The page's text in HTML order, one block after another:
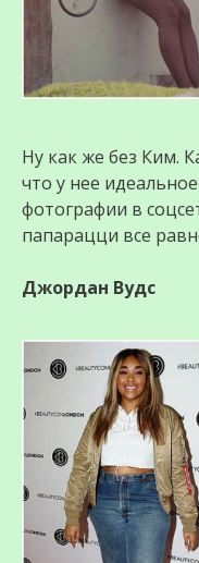
Ну как же без Ким.
что у нее
фотографии в
пaпaрацци все
Джордан Вудс